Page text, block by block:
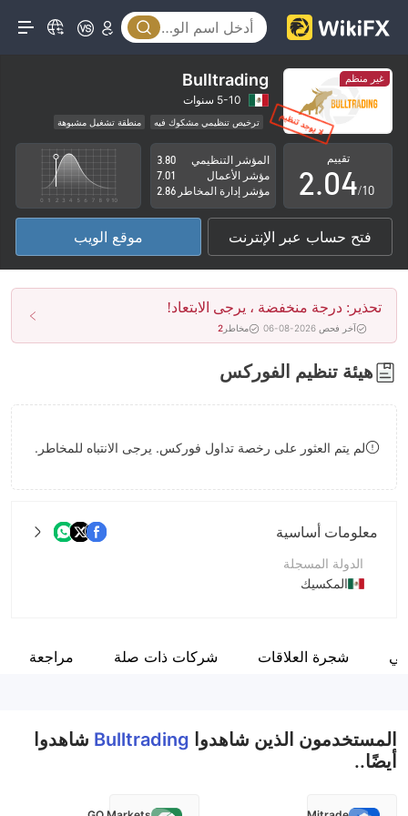
غير منظم Bulltrading
5-10 سنوات
ترخيص تنظيمي مشكوك فيه
منطقة تشغيل مشبوهة
مخاطر عالية
تقييم
0
1
2
3
4
5
6
7
8
9
.0
1
2
3
4
5
6
7
0
1
2
3
4
5
6
7
8
9
/10
المؤشر التنظيمي
3.80
مؤشر الأعمال
7.01
مؤشر إدارة المخاطر 2.86
فتح حساب عبر الإنترنت موقع الويب
تحذير: درجة منخفضة ، يرجى الابتعاد!
آخر فحص 2026-08-06 مخاطر 2
هيئة تنظيم الفوركس
لم يتم العثور على رخصة تداول فوركس. يرجى الانتباه للمخاطر.
معلومات أساسية
الدولة المسجلة
المكسيك
اسم الشركة
شجرة العلاقات شركات ذات صلة مراجعة
المستخدمون الذين شاهدوا Bulltrading شاهدوا
أيضًا..